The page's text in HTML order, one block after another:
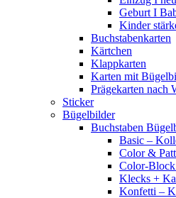
Geburt I
Kinder
Buchstabenkarten
Kärtchen
Klappkarten
Karten mit
Prägekarten nach
Sticker
Bügelbilder
Buchstaben
Basic –
Color &
Color-
Klecks +
Konfetti –